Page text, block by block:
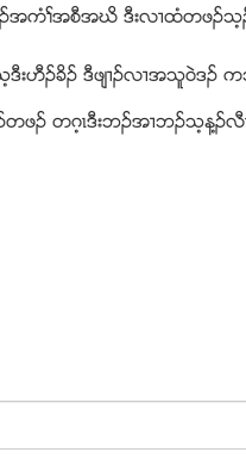
ဥအကံႈအစီအဃိ ဒီးလ႕ထံတဖဥသ့
ဒီးဟီဥခိဥ ဒီဖ်႕ဥလ႕အသူ၀ဲဒဥ
ဖဥ တဂ့ၚဒီးဘဥအ႕ဘဥသ့န႔ဥလီ